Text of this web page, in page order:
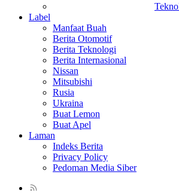
Label
Manfaat Buah
Berita Otomotif
Berita Teknologi
Berita Internasional
Nissan
Mitsubishi
Rusia
Ukraina
Buat Lemon
Buat Apel
Laman
Indeks Berita
Privacy Policy
Pedoman Media Siber